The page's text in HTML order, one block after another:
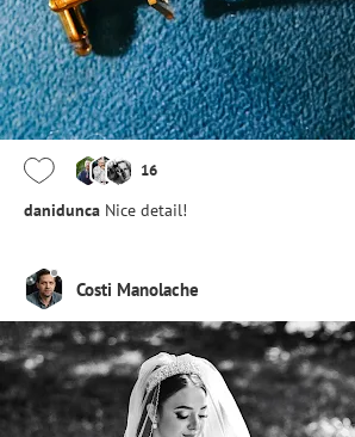
16
danidunca Nice detail!
Costi Manolache